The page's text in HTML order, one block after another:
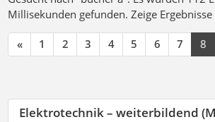
Millisekunden gefunden.Zeige
« 1 2 3 4 5 6 7 8
Elektrotechnik – weiterbildend